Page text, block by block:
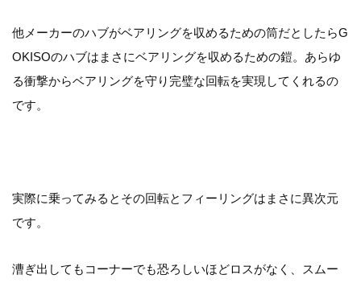
他メーカーのハブがベアリングを収めるための筒だとしたらG
OKISOのハブはまさにベアリングを収めるための鎧。あらゆ
る衝撃からベアリングを守り完璧な回転を実現してくれるの
です。
実際に乗ってみるとその回転とフィーリングはまさに異次元
です。
漕ぎ出してもコーナーでも恐ろしいほどロスがなく、スムー